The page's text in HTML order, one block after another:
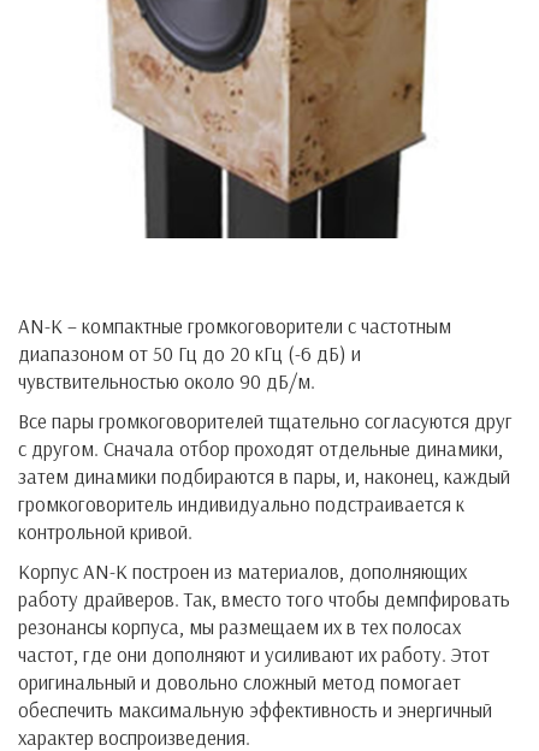
AN-K – компактные громкоговорители с частотным
диапазоном от 50 Гц до 20 кГц (-6 дБ) и
чувствительностью около 90 дБ/м.
Все пары громкоговорителей тщательно согласуются друг
с другом. Сначала отбор проходят отдельные динамики,
затем динамики подбираются в пары, и, наконец, каждый
громкоговоритель индивидуально подстраивается к
контрольной кривой.
Корпус AN-K построен из материалов, дополняющих
работу драйверов. Так, вместо того чтобы демпфировать
резонансы корпуса, мы размещаем их в тех полосах
частот, где они дополняют и усиливают их работу. Этот
оригинальный и довольно сложный метод помогает
обеспечить максимальную эффективность и энергичный
характер воспроизведения.